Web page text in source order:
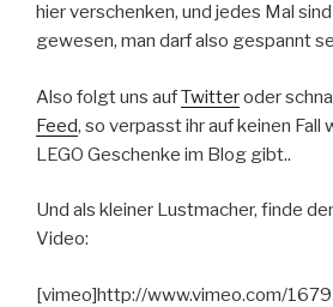
hier verschenken, und jedes Mal
gewesen, man darf also gespannt
Also folgt uns aufTwitteroder
Feed, so verpasst ihr auf keinen Fall
LEGO Geschenke im Blog gibt..
Und als kleiner Lustmacher, finde
Video:
[vimeo]http://www.vimeo.com/